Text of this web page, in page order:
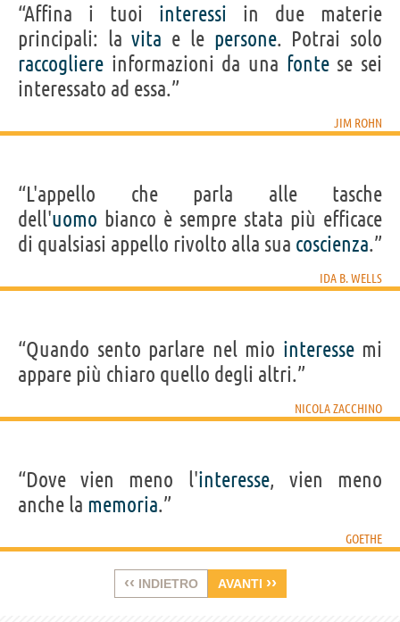
“Affina i tuoi interessi in due materie
principali: lavita e le persone. Potrai solo
raccogliere informazioni da una fontese sei
interessato ad essa.”
JIM ROHN
“L'appello che parla alle tasche
dell'uomo bianco è sempre stata più efficace
di qualsiasi appello rivolto alla sua coscienza.”
IDA B. WELLS
“Quando sento parlare nel mio interessemi
appare più chiaro quello degli altri.”
NICOLA ZACCHINO
“Dove vien meno l'interesse, vien meno
anche la memoria.”
GOETHE
‹‹ INDIETRO AVANTI ››